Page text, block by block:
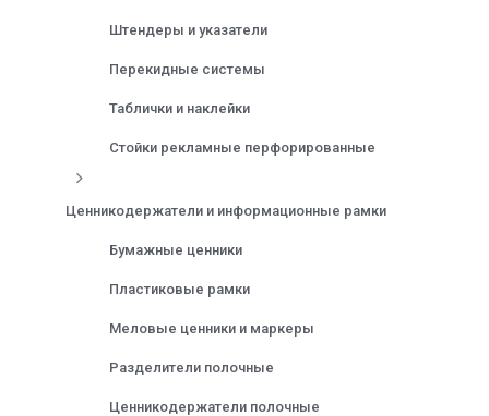
Штендеры и указатели
Перекидные системы
Таблички и наклейки
Стойки рекламные перфорированные
Ценникодержатели и информационные рамки
Бумажные ценники
Пластиковые рамки
Меловые ценники и маркеры
Разделители полочные
Ценникодержатели полочные